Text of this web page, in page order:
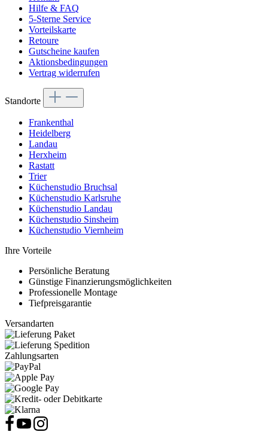
Hilfe & FAQ
5-Sterne Service
Vorteilskarte
Retoure
Gutscheine kaufen
Aktionsbedingungen
Vertrag widerrufen
Standorte
Frankenthal
Heidelberg
Landau
Herxheim
Rastatt
Trier
Küchenstudio Bruchsal
Küchenstudio Karlsruhe
Küchenstudio Landau
Küchenstudio Sinsheim
Küchenstudio Viernheim
Ihre Vorteile
Persönliche Beratung
Günstige Finanzierungsmöglichkeiten
Professionelle Montage
Tiefpreisgarantie
Versandarten
Zahlungsarten